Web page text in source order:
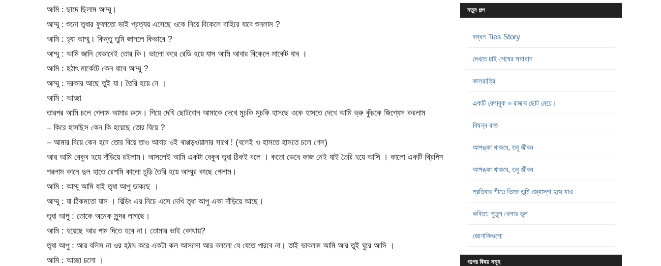
আমি : ছাদে ছিলাম আম্মু।
আম্মু : শুনো তৃধার ফুফাতো ভাই প্রত্যয় এসেছে ওকে নিয়ে বিকেলে বাহিরে যাবে শুনলাম ?
আমি : হ্যা আম্মু। কিন্তু তুমি জানলে কিভাবে ?
আম্মু : আমি জানি যেভাবেই তোর কি। ভালো করে রেডি হয়ে যাস আমি আবার বিকেলে মার্কেট যাব ।
আমি : হঠাৎ মার্কেটে কেন যাবে আম্মু ?
আম্মু : দরকার আছে তুই যা। তৈরি হয়ে নে ।
আমি : আচ্ছা
তারপর আমি চলে গেলাম আমার রুমে। গিয়ে দেখি ছোটবোন আমাকে দেখে মুচকি মুচকি হাসছে ওকে হাসতে দেখে আমি ভ্রু কুঁচকে জিগ্যেস করলাম
– কিরে হাসছিস কেন কি হয়েছে তোর বিয়ে ?
– আমার বিয়ে কেন হবে তোর বিয়ে তাও আবার ওই থাপ্পড়ওয়ালার সাথে ! (বলেই ও হাসতে হাসতে চলে গেল)
আর আমি বেকুব হয়ে দাঁড়িয়ে রইলাম। আসলেই আমি একটা বেকুব তৃধা ঠিকই বলে । কতো ভেবে কাজ নেই যাই তৈরি হয়ে আসি । কালো একটি থ্রিপিস
পরলাম কানে দুল হাতে রেশমি কালো চুড়ি তৈরি হয়ে আম্মুর কাছে গেলাম।
আমি : আম্মু আমি যাই তৃধা আপু ডাকছে ।
আম্মু : যা ঠিকমতো যাস । বিল্ডিং এর নিচে এসে দেখি তৃধা আপু একা দাঁড়িয়ে আছে।
তৃধা আপু : তোকে অনেক সুন্দর লাগছে।
আমি : হয়েছে আর পাম দিতে হবে না। তোমার ভাই কোথায়?
তৃধা আপু : আর বলিস না ওর হঠাৎ করে একটা কল আসলো আর বললো যে যেতে পারবে না। তাই ভাবলাম আমি আর তুই ঘুরে আসি ।
আমি : আচ্ছা চলো ।
নতুন গল্প
বন্ধন Ties Story
দেখতে চাই শেষের সমাধান
কালরাত্রি
একটি ফেসবুক ও রাজার ছোট মেয়ে।
বিষন্ন রাত
আশঙ্কা থাকবে, তবু জীবন
আশঙ্কা থাকবে, তবু জীবন
প্রতিবার শীতে ভিজে তুমি জ্যোস্না হয়ে যাও
কবিতা: পুতুল খেলার ভুল
জোনাকিগুলো
গল্পের বিষয় সমূহ